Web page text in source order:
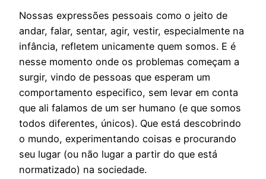
Nossas expressões pessoais como o jeito de
andar, falar, sentar, agir, vestir, especialmente na
infância, refletem unicamente quem somos. E é
nesse momento onde os problemas começam a
surgir, vindo de pessoas que esperam um
comportamento especifico, sem levar em conta
que ali falamos de um ser humano (e que somos
todos diferentes, únicos). Que está descobrindo
o mundo, experimentando coisas e procurando
seu lugar (ou não lugar a partir do que está
normatizado) na sociedade.